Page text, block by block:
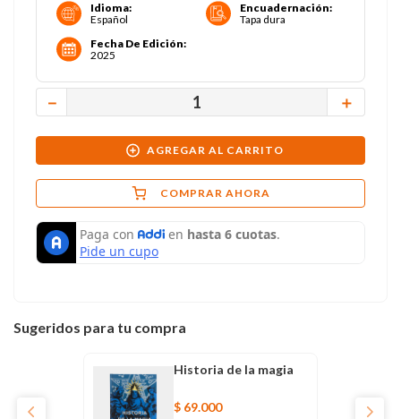
Idioma:
Español
Encuadernación:
Tapa dura
Fecha De Edición:
2025
＋
－
AGREGAR AL CARRITO
COMPRAR AHORA
Sugeridos para tu compra
Historia de la magia
$ 69.000